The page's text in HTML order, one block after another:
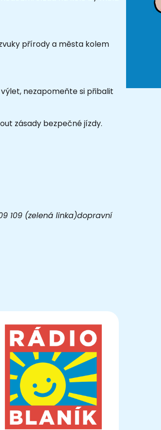
přírody a města kolem
nezapomeňte si přibalit
zásady bezpečné jízdy.
109 (zelená linka)dopravní